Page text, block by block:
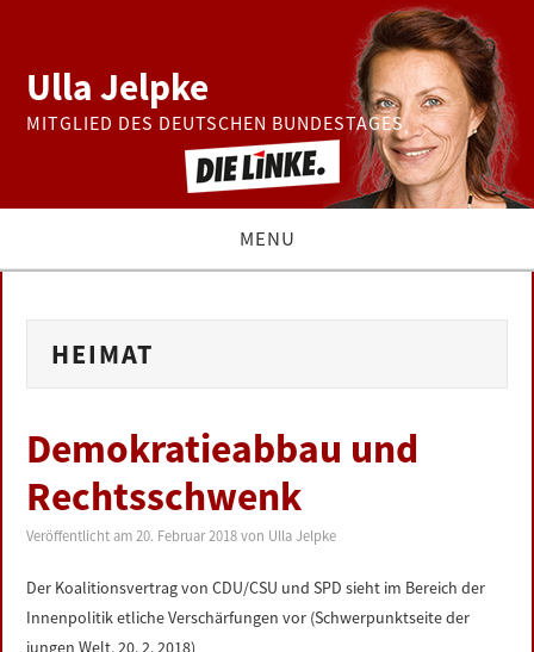
Ulla Jelpke
MITGLIED DES DEUTSCHEN BUNDESTAGES
MENU
BUNDESTAG
ZUR PERSON
DATENSCHUTZERKLÄRUNG
HEIMAT
Demokratieabbau und
Rechtsschwenk
Veröffentlicht am20. Februar 2018 von Ulla Jelpke
Der Koalitionsvertrag von CDU/CSU und SPD sieht im Bereich der
Innenpolitik etliche Verschärfungen vor (Schwerpunktseite der
jungen Welt, 20. 2. 2018)